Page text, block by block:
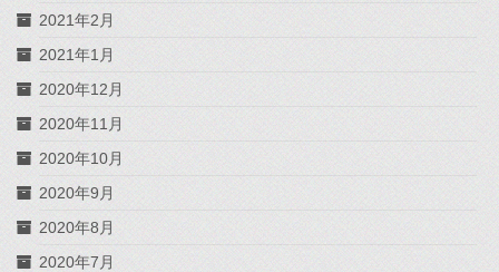
2021年2月
2021年1月
2020年12月
2020年11月
2020年10月
2020年9月
2020年8月
2020年7月